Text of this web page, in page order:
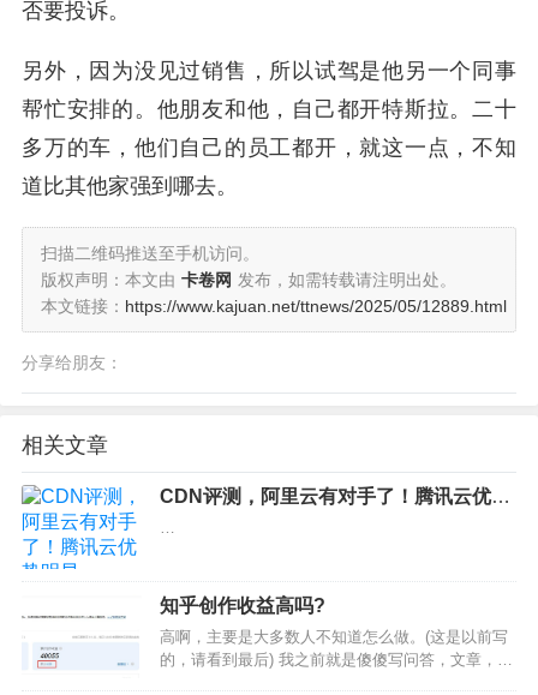
否要投诉。
另外，因为没见过销售，所以试驾是他另一个同事
帮忙安排的。他朋友和他，自己都开特斯拉。二十
多万的车，他们自己的员工都开，就这一点，不知
道比其他家强到哪去。
扫描二维码推送至手机访问。
版权声明：本文由 卡卷网 发布，如需转载请注明出处。
本文链接： https://www.kajuan.net/ttnews/2025/05/12889.html
分享给朋友：
相关文章
CDN评测，阿里云有对手了！腾讯云优势
…
知乎创作收益高吗?
高啊，主要是大多数人不知道怎么做。(这是以前写
的，请看到最后) 我之前就是傻傻写问答，文章，结